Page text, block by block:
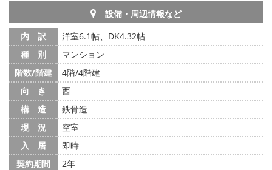
設備・周辺情報など
内 訳
洋室6.1帖、DK4.32帖
種 別
マンション
階数/階建
4階/4階建
向 き
西
構 造
鉄骨造
現 況
空室
入 居
即時
契約期間
2年